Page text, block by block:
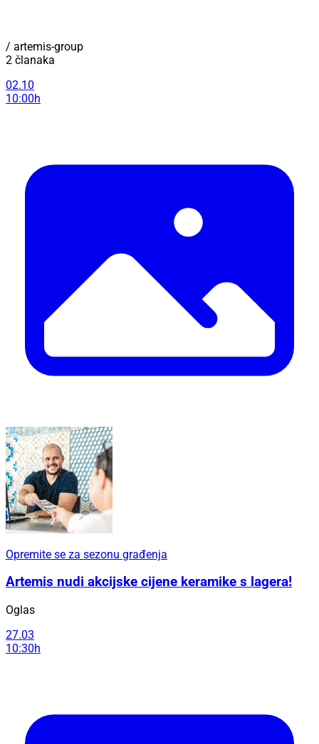
/ artemis-group
2 članaka
02.10
10:00h
Opremite se za sezonu građenja
Artemis nudi akcijske cijene keramike s lagera!
Oglas
27.03
10:30h